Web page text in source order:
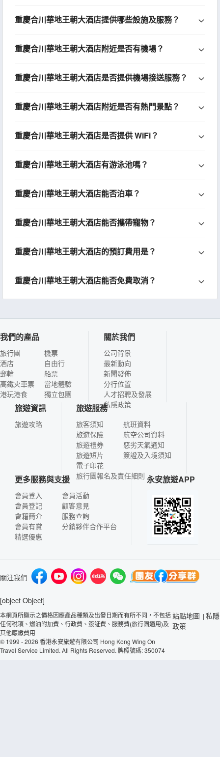
重慶合川華地王朝大酒店提供哪些設施及服務？
重慶合川華地王朝大酒店附近是否有機場？
重慶合川華地王朝大酒店是否提供機場接送服務？
重慶合川華地王朝大酒店附近是否有熱門景點？
重慶合川華地王朝大酒店是否提供 WiFi？
重慶合川華地王朝大酒店有游泳池嗎？
重慶合川華地王朝大酒店能否泊車？
重慶合川華地王朝大酒店能否攜帶寵物？
重慶合川華地王朝大酒店的預訂費用是？
重慶合川華地王朝大酒店能否免費取消？
我們的產品
旅行團
酒店
郵輪
高鐵火車票
港玩港食
機票
自由行
船票
當地體驗
獨立包團
關於我們
公司背景
最新動向
新聞發佈
分行位置
人才招聘及發展
私隱政策
旅遊資訊
旅遊攻略
旅遊服務
旅客須知
旅遊保險
旅遊禮券
旅遊短片
電子印花
航班資料
航空公司資料
惡劣天氣通知
簽證及入境須知
旅行團報名及責任細則
更多服務與支援
會員登入
會員登記
會籍簡介
會員有賞
精選優惠
會員活動
顧客意見
服務查詢
分銷夥伴合作平台
永安旅遊APP
關注我們
[object Object]
本網頁所顯示之價格因應產品種類及出發日期而有所不同，不包括
任何稅項、燃油附加費、行政費、簽証費、服務費(旅行團適用)及
其他應繳費用
© 1999 - 2026 香港永安旅遊有限公司 Hong Kong Wing On
Travel Service Limited. All Rights Reserved. 牌照號碼: 350074
站點地圖 | 私隱
政策